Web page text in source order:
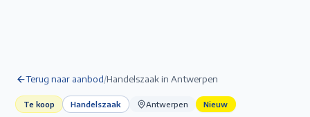
Terug naar aanbod/Handelszaak in Antwerpen
Te koop Handelszaak Antwerpen Nieuw